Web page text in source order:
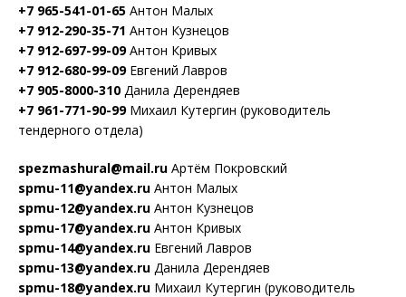
+7 965-541-01-65 Антон Малых
+7 912-290-35-71 Антон Кузнецов
+7 912-697-99-09Антон Кривых
+7 912-680-99-09Евгений Лавров
+7 905-8000-310 Данила Дерендяев
+7 961-771-90-99Михаил Кутергин (руководитель
тендерного отдела)
spezmashural@mail.ru Артём Покровский
spmu-11@yandex.ru Антон Малых
spmu-12@yandex.ru Антон Кузнецов
spmu-17@yandex.ru Антон Кривых
spmu-14@yandex.ru Евгений Лавров
spmu-13@yandex.ru Данила Дерендяев
spmu-18@yandex.ru Михаил Кутергин (руководитель